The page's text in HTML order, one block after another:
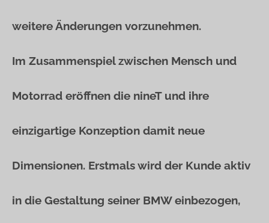
weitere Änderungen vorzunehmen.
Im Zusammenspiel zwischen Mensch und
Motorrad eröffnen die nineT und ihre
einzigartige Konzeption damit neue
Dimensionen. Erstmals wird der Kunde aktiv
in die Gestaltung seiner BMW einbezogen,